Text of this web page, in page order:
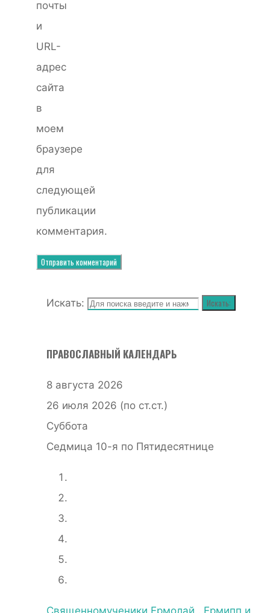
почты
и
URL-
адрес
сайта
в
моем
браузере
для
следующей
публикации
комментария.
Искать: Искать:
ПРАВОСЛАВНЫЙ КАЛЕНДАРЬ
8 августа 2026
26 июля 2026 (по ст.ст.)
Суббота
Седмица 10-я по Пятидесятнице